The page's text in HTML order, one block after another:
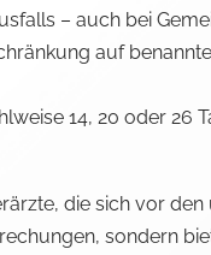
– auch bei
auf
14, 20 oder 26
die sich vor den
sondern